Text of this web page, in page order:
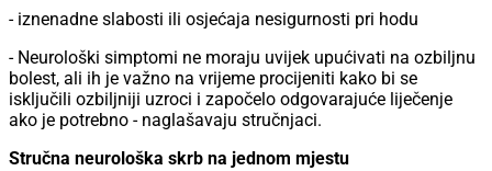
- iznenadne slabosti ili osjećaja nesigurnosti pri hodu
- Neurološki simptomi ne moraju uvijek upućivati na ozbiljnu
bolest, ali ih je važno na vrijeme procijeniti kako bi se
isključili ozbiljniji uzroci i započelo odgovarajuće liječenje
ako je potrebno - naglašavaju stručnjaci.
Stručna neurološka skrb na jednom mjestu